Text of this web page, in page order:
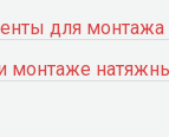
для монтажа